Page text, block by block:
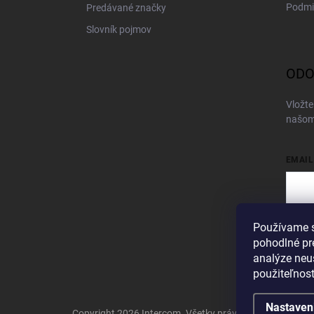
Používame
pohodlné
analýze
Predávané značky
Slovník pojmov
EMAIL